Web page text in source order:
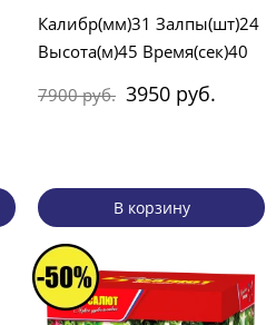
Калибр(мм)31 Залпы(шт)24
Высота(м)45 Время(сек)40
7900 руб. 3950 руб.
В корзину